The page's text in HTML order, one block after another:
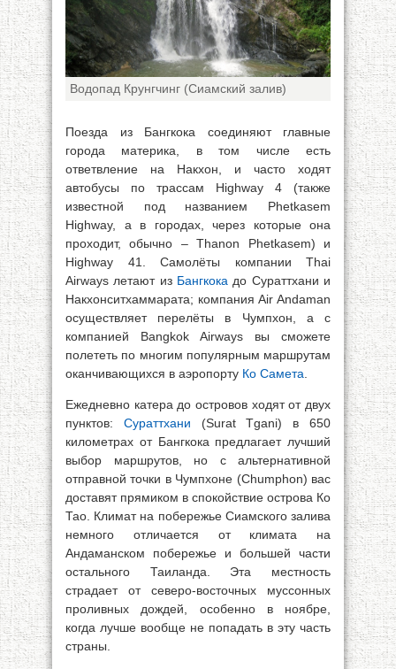
Водопад Крунгчинг (Сиамский залив)
Поезда из Бангкока соединяют главные
города материка, в том числе есть
ответвление на Накхон, и часто ходят
автобусы по трассам Highway 4 (также
известной под названием Phetkasem
Highway, а в городах, через которые она
проходит, обычно – Thanon Phetkasem) и
Highway 41. Самолёты компании Thai
Airways летают из Бангкока до Сураттхани и
Накхонситхаммарата; компания Air Andaman
осуществляет перелёты в Чумпхон, а с
компанией Bangkok Airways вы сможете
полететь по многим популярным маршрутам
оканчивающихся в аэропорту Ко Самета
Ежедневно катера до островов ходят от двух
пунктов: Сураттхани (Surat Tgani) в 650
километрах от Бангкока предлагает лучший
выбор маршрутов, но с альтернативной
отправной точки в Чумпхоне (Chumphon) вас
доставят прямиком в спокойствие острова Ко
Тао. Климат на побережье Сиамского залива
немного отличается от климата на
Андаманском побережье и большей части
остального Таиланда. Эта местность
страдает от северо-восточных муссонных
проливных дождей, особенно в ноябре,
когда лучше вообще не попадать в эту часть
страны.